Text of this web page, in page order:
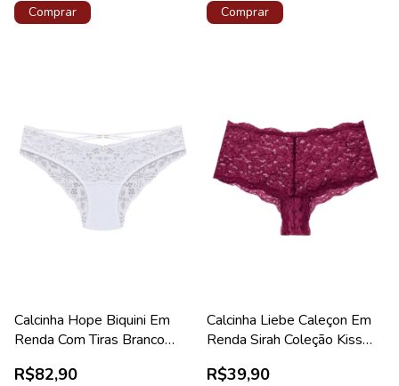
Comprar
Comprar
Calcinha Hope Biquini Em
Renda Com Tiras Branco
R$82,90
Calcinha Liebe Caleçon Em
Renda Sirah Coleção Kiss
R$39,90